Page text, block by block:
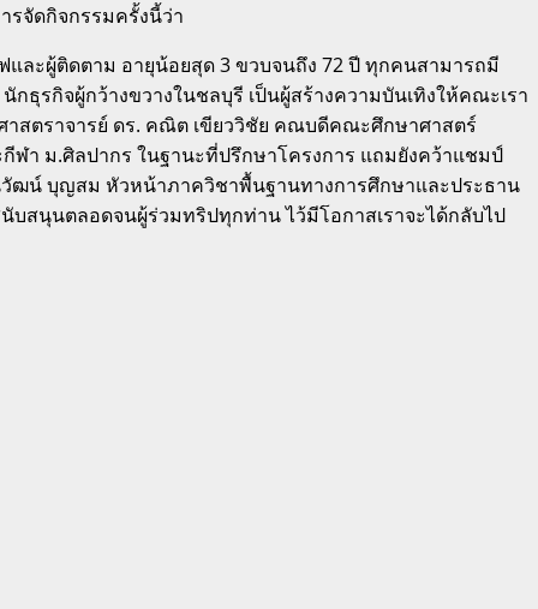
จัดกิจกรรมครั้งนี้ว่า
และผู้ติดตาม อายุน้อยสุด 3 ขวบจนถึง 72 ปี ทุกคนสามารถมี
รกิจผู้กว้างขวางในชลบุรี เป็นผู้สร้างความบันเทิงให้คณะเรา
สตราจารย์ ดร. คณิต เขียววิชัย คณบดีคณะศึกษาศาสตร์
า ม.ศิลปากร ในฐานะที่ปรึกษาโครงการ แถมยังคว้าแชมป์
วัฒน์ บุญสม หัวหน้าภาควิชาพื้นฐานทางการศึกษาและประธาน
บสนุนตลอดจนผู้ร่วมทริปทุกท่าน ไว้มีโอกาสเราจะได้กลับไป